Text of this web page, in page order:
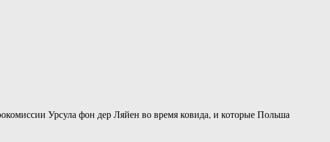
Урсула фон дер Ляйен во время ковида, и которые Польша